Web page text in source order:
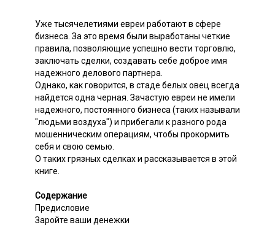
Уже тысячелетиями евреи работают в сфере
бизнеса. За это время были выработаны четкие
правила, позволяющие успешно вести торговлю,
заключать сделки, создавать себе доброе имя
надежного делового партнера.
Однако, как говорится, в стаде белых овец всегда
найдется одна черная. Зачастую евреи не имели
надежного, постоянного бизнеса (таких называли
"людьми воздуха") и прибегали к разного рода
мошенническим операциям, чтобы прокормить
себя и свою семью.
О таких грязных сделках и рассказывается в этой
книге.
Содержание
Предисловие
Заройте ваши денежки